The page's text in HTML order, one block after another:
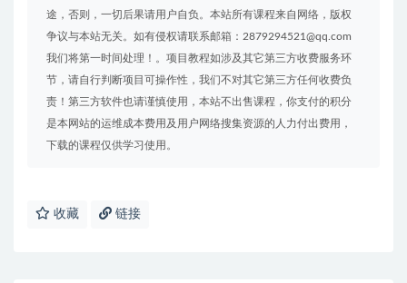
途，否则，一切后果请用户自负。本站所有课程来自网络，版权
争议与本站无关。如有侵权请联系邮箱：2879294521@qq.com
我们将第一时间处理！。项目教程如涉及其它第三方收费服务环
节，请自行判断项目可操作性，我们不对其它第三方任何收费负
责！第三方软件也请谨慎使用，本站不出售课程，你支付的积分
是本网站的运维成本费用及用户网络搜集资源的人力付出费用，
下载的课程仅供学习使用。
收藏 链接